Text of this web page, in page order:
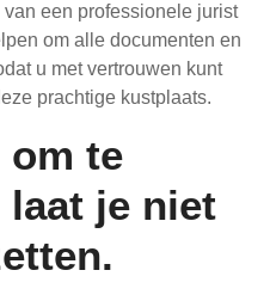
een professionele jurist
om alle documenten en
u met vertrouwen kunt
prachtige kustplaats.
om te
laat je niet